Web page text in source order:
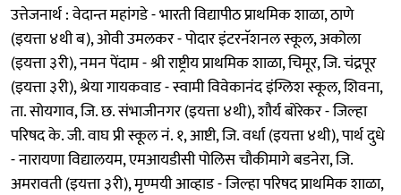
उत्तेजनार्थ : वेदान्त महांगडे - भारती विद्यापीठ प्राथमिक शाळा, ठाणे
(इयत्ता ४थी ब), ओवी उमलकर - पोदार इंटरनॅशनल स्कूल, अकोला
(इयत्ता ३री), नमन पेंदाम - श्री राष्ट्रीय प्राथमिक शाळा, चिमूर, जि. चंद्रपूर
(इयत्ता ३री), श्रेया गायकवाड - स्वामी विवेकानंद इंग्लिश स्कूल, शिवना,
ता. सोयगाव, जि. छ. संभाजीनगर (इयत्ता ४थी), शौर्य बोरेकर - जिल्हा
परिषद के. जी. वाघ प्री स्कूल नं. १, आष्टी, जि. वर्धा (इयत्ता ४थी), पार्थ दुधे
- नारायणा विद्यालयम, एमआयडीसी पोलिस चौकीमागे बडनेरा, जि.
अमरावती (इयत्ता ३री), मृण्मयी आव्हाड - जिल्हा परिषद प्राथमिक शाळा,